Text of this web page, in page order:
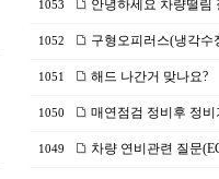
1053 안녕하세요 차량떨림
1052 구형오피러스(냉각수
1051 해드 나간거 맞나요?
1050 매연점검 정비후 정
1049 차량 연비관련 질문